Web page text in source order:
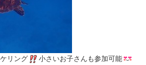
リング
小さいお子さんも参加可能